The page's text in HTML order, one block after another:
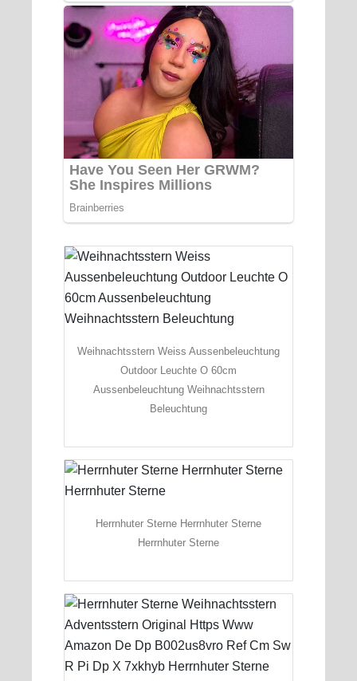
Weihnachtsstern Weiss Aussenbeleuchtung
Outdoor Leuchte O 60cm
Aussenbeleuchtung Weihnachtsstern
Beleuchtung
Herrnhuter Sterne Herrnhuter Sterne
Herrnhuter Sterne